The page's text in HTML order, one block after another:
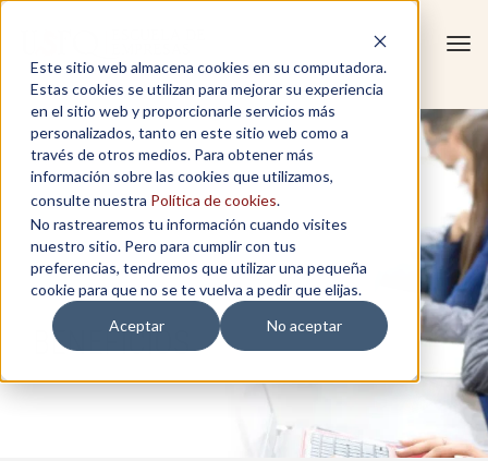
Este sitio web almacena cookies en su computadora.
Estas cookies se utilizan para mejorar su experiencia
en el sitio web y proporcionarle servicios más
personalizados, tanto en este sitio web como a
través de otros medios. Para obtener más
información sobre las cookies que utilizamos,
consulte nuestra Política de cookies.
No rastrearemos tu información cuando visites
nuestro sitio. Pero para cumplir con tus
preferencias, tendremos que utilizar una pequeña
cookie para que no se te vuelva a pedir que elijas.
Aceptar
No aceptar
BENEFICIOS